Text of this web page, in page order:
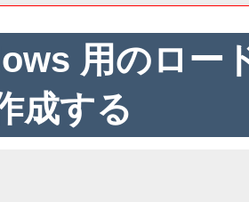
用のロー
成する